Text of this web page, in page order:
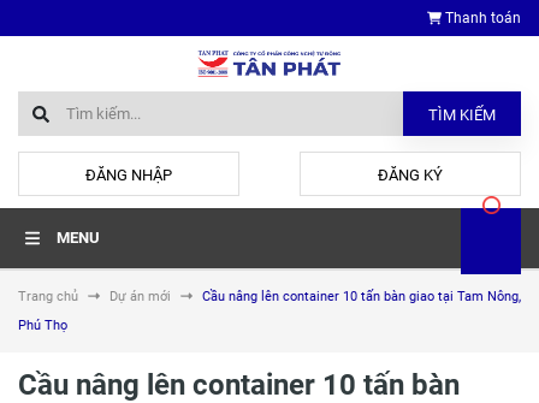
Thanh toán
TÌM KIẾM
ĐĂNG NHẬP ĐĂNG KÝ
MENU
Trang chủ Dự án mới
Cầu nâng lên container 10 tấn bàn giao tại Tam Nông,
Phú Thọ
Cầu nâng lên container 10 tấn bàn